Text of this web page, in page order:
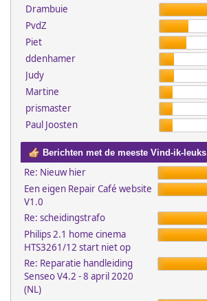
Drambuie
PvdZ
Piet
ddenhamer
Judy
Martine
prismaster
Paul Joosten
Berichten met de meeste Vind-ik-leuks
Re: Nieuw hier
Een eigen Repair Café website
V1.0
Re: scheidingstrafo
Philips 2.1 home cinema
HTS3261/12 start niet op
Re: Reparatie handleiding
Senseo V4.2 - 8 april 2020
(NL)